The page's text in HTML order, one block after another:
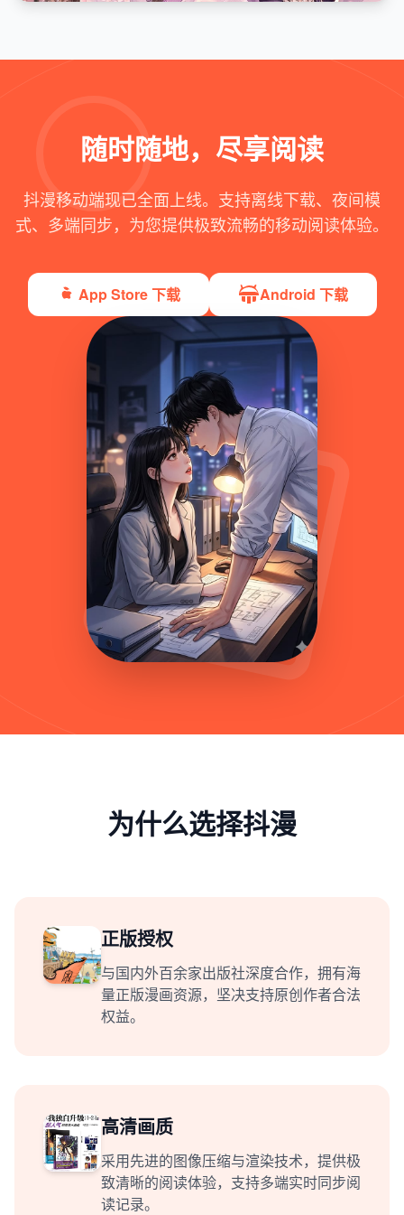
随时随地，尽享阅读
抖漫移动端现已全面上线。支持离线下载、夜间模
式、多端同步，为您提供极致流畅的移动阅读体验。
App Store 下载 Android 下载
为什么选择抖漫
正版授权
与国内外百余家出版社深度合作，拥有海
量正版漫画资源，坚决支持原创作者合法
权益。
高清画质
采用先进的图像压缩与渲染技术，提供极
致清晰的阅读体验，支持多端实时同步阅
读记录。